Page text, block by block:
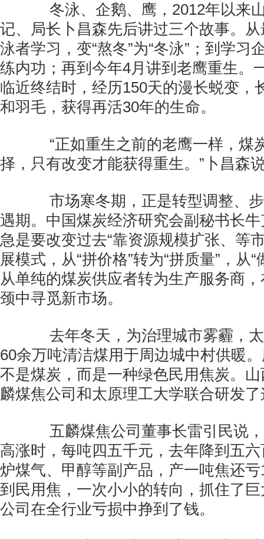
冬泳、企鹅、鹰，2012年以来
记、局长卜昌森先后讲过三个故事。
泳者学习，变“熬冬”为“冬泳”；到学习
练内功；再到今年4月讲到老鹰重生。
临近终结时，经历150天的漫长蜕变，
和羽毛，获得再活30年的生命。
“正如重生之前的老鹰一样，煤
择，只有改变才能获得重生。”卜昌森
市场寒冬期，正是转型调整、步
遇期。中国煤炭经济研究会副秘书长
急是要改变过去“靠资源规模扩张、等
展模式，从“拼价格”转为“拼质量”，从“
从单纯的煤炭供应者转为生产服务商
颈中寻觅新市场。
去年冬天，为治理城市雾霾，太
60余万吨清洁煤用于周边城中村供暖
不是煤炭，而是一种绿色民用焦炭。
麟煤焦公司和太原理工大学联合研发
五麟煤焦公司董事长雷引民说，
高涨时，每吨四五千元，去年降到五
炉煤气、甲醇等副产品，产一吨焦还
到民用焦，一次小小的转向，抓住了
公司在全行业亏损中挣到了钱。